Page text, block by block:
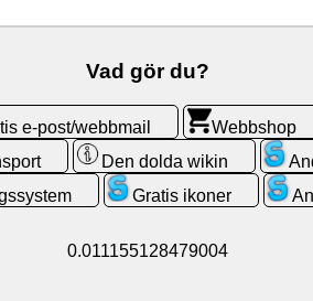
Vad gör du?
e-post/webbmail Webbshop
Den dolda wikin
Gratis ikoner
0.011155128479004